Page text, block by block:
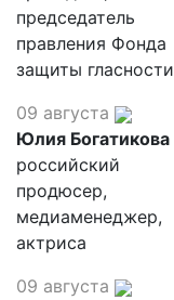
председатель
правления Фонда
защиты гласности
09 августа
Юлия Богатикова
российский
продюсер,
медиаменеджер,
актриса
09 августа